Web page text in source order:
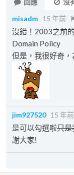
回應
沒
misadm 15 年前
沒錯！2003之前
Domain Policy
但是，我很好奇，
jim927520 15 年前
是可以勾選啦只是
謝大家!